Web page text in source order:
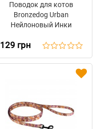
Поводок для котов
Bronzedog Urban
Нейлоновый Инки
129 грн